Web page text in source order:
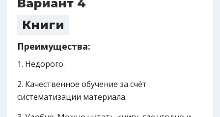
Вариант 4
Книги
Преимущества:
Недорого.
Качественное обучение за счёт
систематизации материала.